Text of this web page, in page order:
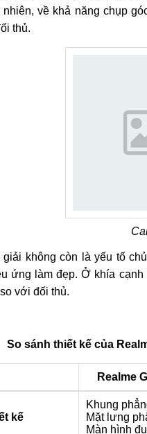
nhiên, về khả năng chụp
thủ.
không còn là yếu tố
ứng làm đẹp. Ở khía
với đối thủ.
So sánh thiết kế của
Realme
kế
Khung
Mặt lưng
Màn hình